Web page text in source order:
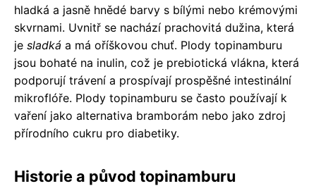
hladká a jasně hnědé barvy s bílými nebo krémovými
skvrnami. Uvnitř se nachází prachovitá dužina, která
je sladká a má oříškovou chuť. Plody topinamburu
jsou bohaté na inulin, což je prebiotická vlákna, která
podporují trávení a prospívají prospěšné intestinální
mikroflóře. Plody topinamburu se často používají k
vaření jako alternativa bramborám nebo jako zdroj
přírodního cukru pro diabetiky.
Historie a původ topinamburu